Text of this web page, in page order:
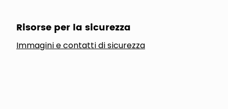
Risorse per la sicurezza
Immagini e contatti di sicurezza